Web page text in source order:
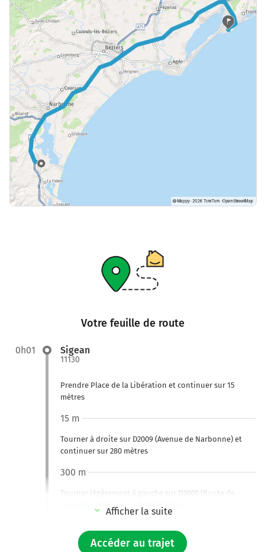
Votre feuille de route
0h01 Sigean
11130
Prendre Place de la Libération et continuer sur 15
mètres
Tourner à droite sur D2009 (Avenue de Narbonne) et
continuer sur 280 mètres
15 m
Tourner légèrement à gauche sur D3009 (Route de
Portel) et continuer sur 800 mètres
300 m
Au rond-point, prendre la 1ère sortie sur D6139 et
Afficher la suite
Accéder au trajet